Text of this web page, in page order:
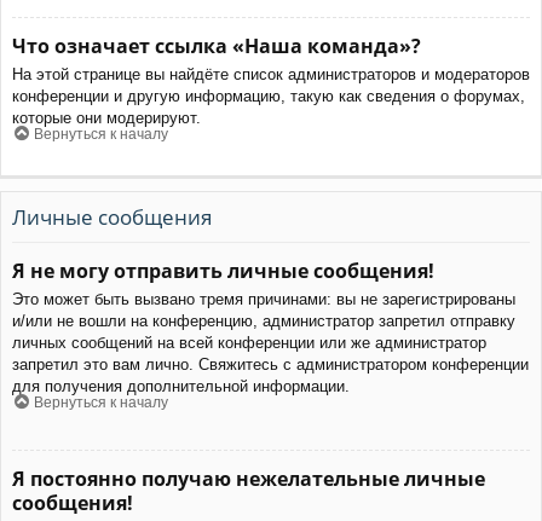
Что означает ссылка «Наша команда»?
На этой странице вы найдёте список администраторов и модераторов
конференции и другую информацию, такую как сведения о форумах,
которые они модерируют.
Вернуться к началу
Личные сообщения
Я не могу отправить личные сообщения!
Это может быть вызвано тремя причинами: вы не зарегистрированы
и/или не вошли на конференцию, администратор запретил отправку
личных сообщений на всей конференции или же администратор
запретил это вам лично. Свяжитесь с администратором конференции
для получения дополнительной информации.
Вернуться к началу
Я постоянно получаю нежелательные личные
сообщения!